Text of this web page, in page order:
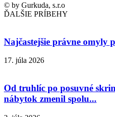
© by Gurkuda, s.r.o
ĎALŠIE PRÍBEHY
Najčastejšie právne omyly
17. júla 2026
Od truhlíc po posuvné
nábytok zmenil spolu...